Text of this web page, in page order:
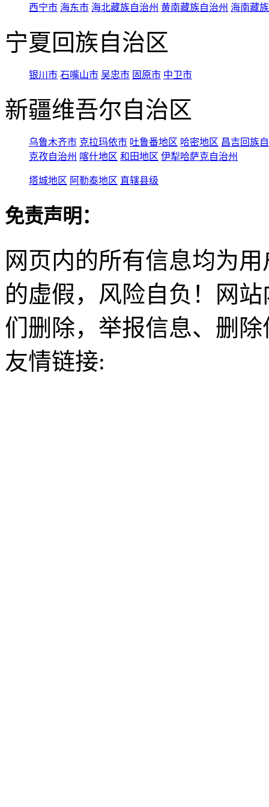
西宁市 海东市 海北藏族自治州 黄南藏族自治州 海南藏
宁夏回族自治区
银川市 石嘴山市 吴忠市 固原市 中卫市
新疆维吾尔自治区
乌鲁木齐市 克拉玛依市 吐鲁番地区 哈密地区 昌吉回族
克孜自治州 喀什地区 和田地区 伊犁哈萨克自治州
塔城地区 阿勒泰地区 直辖县级
免责声明：
网页内的所有信息均为
的虚假，风险自负！网
们删除，举报信息、删
友情链接: